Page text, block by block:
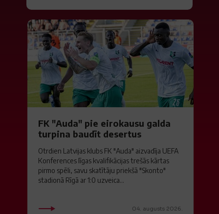
FK "Auda" pie eirokausu galda
turpina baudīt desertus
Otrdien Latvijas klubs FK "Auda" aizvadīja UEFA
Konferences līgas kvalifikācijas trešās kārtas
pirmo spēli, savu skatītāju priekšā "Skonto"
stadionā Rīgā ar 1:0 uzveica...
04. augusts 2026.